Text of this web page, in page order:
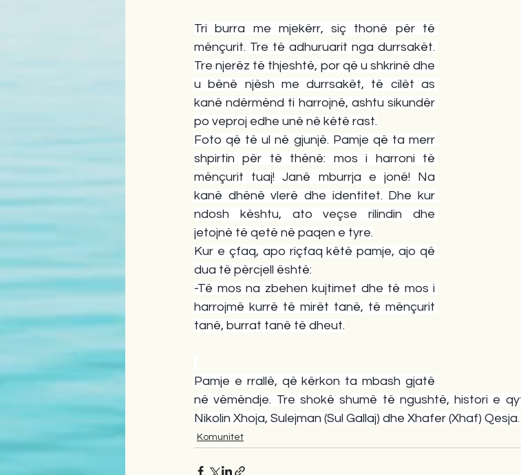
Tri burra me mjekërr, siç thonë për të
mënçurit. Tre të adhuruarit nga durrsakët.
Tre njerëz të thjeshtë, por që u shkrinë dhe
u bënë njësh me durrsakët, të cilët as
kanë ndërmënd ti harrojnë, ashtu sikundër
po veproj edhe unë në këtë rast.
Foto që të ul në gjunjë. Pamje që ta merr
shpirtin për të thënë: mos i harroni të
mënçurit tuaj! Janë mburrja e jonë! Na
kanë dhënë vlerë dhe identitet. Dhe kur
ndosh kështu, ato veçse rilindin dhe
jetojnë të qetë në paqen e tyre.
Kur e çfaq, apo riçfaq këtë pamje, ajo që
dua të përcjell është:
-Të mos na zbehen kujtimet dhe të mos i
harrojmë kurrë të mirët tanë, të mënçurit
tanë, burrat tanë të dheut.
Pamje e rrallë, që kërkon ta mbash gjatë
në vëmëndje. Tre shokë shumë të ngushtë, histori e
Nikolin Xhoja, Sulejman (Sul Gallaj) dhe Xhafer (Xhaf) Qesja.
Komunitet